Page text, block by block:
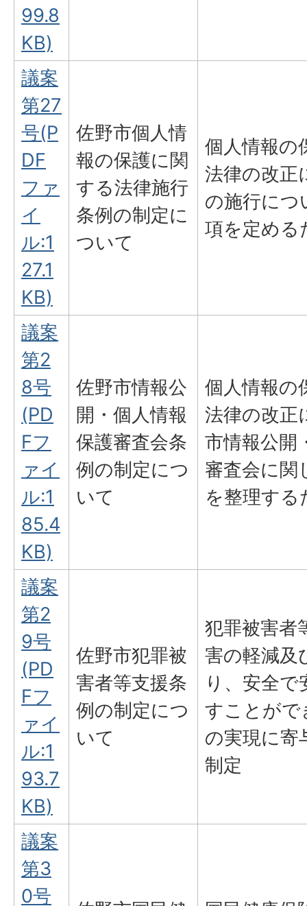
99.8
KB)
議案
第27
号(P
DF
ファ
イ
ル:1
27.1
KB)
佐野市個人情
報の保護に関
する法律施行
条例の制定に
ついて
個人情報の
法律の改正
の施行につ
項を定める
議案
第2
8号
(PD
Fフ
ァイ
ル:1
85.4
KB)
佐野市情報公
開・個人情報
保護審査会条
例の制定につ
いて
個人情報の
法律の改正
市情報公開
審査会に関
を整理する
議案
第2
9号
(PD
Fフ
ァイ
ル:1
93.7
KB)
佐野市犯罪被
害者等支援条
例の制定につ
いて
犯罪被害者
害の軽減及
り、安全で
すことがで
の実現に寄
制定
議案
第3
0号